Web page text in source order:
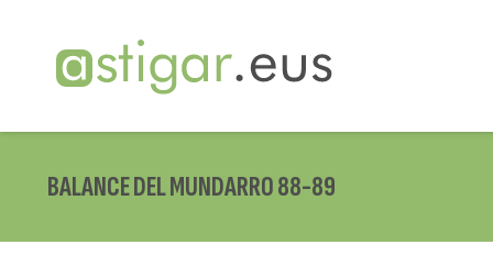
BALANCE DEL MUNDARRO 88-89